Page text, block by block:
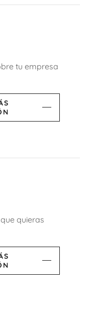
tu empresa
quieras